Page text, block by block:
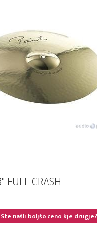
FULL CRASH
Ste našli boljšo ceno kje